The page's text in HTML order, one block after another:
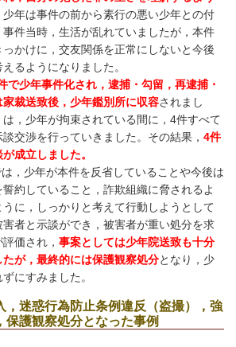
少年は事件の前から素行の悪い少年との付
件当時，生活が乱れていましたが，本件
かけに，交友関係を正常にしないと今後
るようになりました。
で少年事件化され，逮捕・勾留，再逮捕・
裁送致後，少年鑑別所に収容されまし
，少年が拘束されている間に，4件すべて
交渉を行っていきました。その結果， 4件
成立しました。
，少年が本件を反省していることや今後は
約していること，詐欺組織に脅されるよ
に，しっかりと考えて行動しようとして
者と示談ができ，被害者が重い処分を求
価され， 事案としては少年院送致も十分
が，最終的には保護観察処分となり，少
にすみました。
迷惑行為防止条例違反（盗撮），強
保護観察処分となった事例